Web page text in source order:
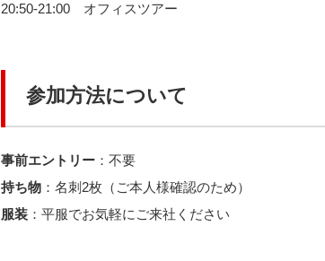
20:50-21:00 オフィスツアー
参加方法について
事前エントリー ：不要
持ち物 ：名刺2枚（ご本人様確認のため）
服装 ：平服でお気軽にご来社ください